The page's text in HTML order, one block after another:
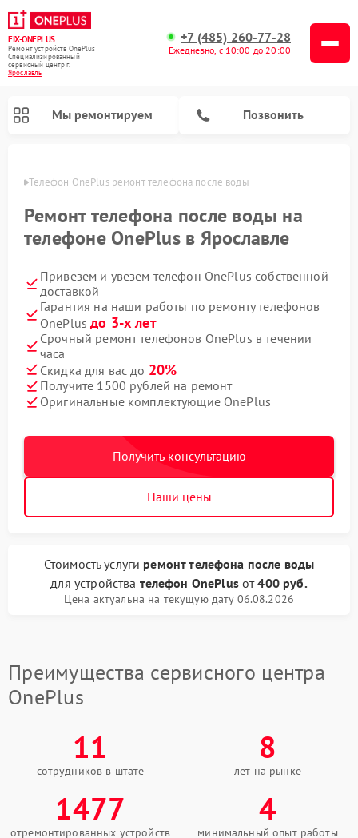
FIX-ONEPLUS
Ремонт устройств OnePlus
Специализированный
cервисный центр г.
Ярославль
+7 (485) 260-77-28
Ежедневно, с 10:00 до 20:00
Мы ремонтируем Позвонить
Телефон OnePlus ремонт телефона после воды
Ремонт телефона после воды на
телефоне OnePlus в Ярославле
Привезем и увезем телефон OnePlus собственной
доставкой
Гарантия на наши работы по ремонту телефонов
OnePlusдо 3-х лет
Срочный ремонт телефонов OnePlus в течении
часа
Скидка для вас до 20%
Получите 1500 рублей на ремонт
Оригинальные комплектующие OnePlus
Получить консультацию
Наши цены
Стоимость услуги ремонт телефона после воды
для устройства телефон OnePlusот400 руб.
Цена актуальна на текущую дату 06.08.2026
Преимущества сервисного центра
OnePlus
11
сотрудников в штате
8
лет на рынке
1477
отремонтированных устройств
4
минимальный опыт работы